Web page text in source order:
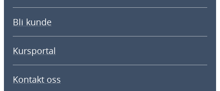
Bli kunde
Kursportal
Kontakt oss